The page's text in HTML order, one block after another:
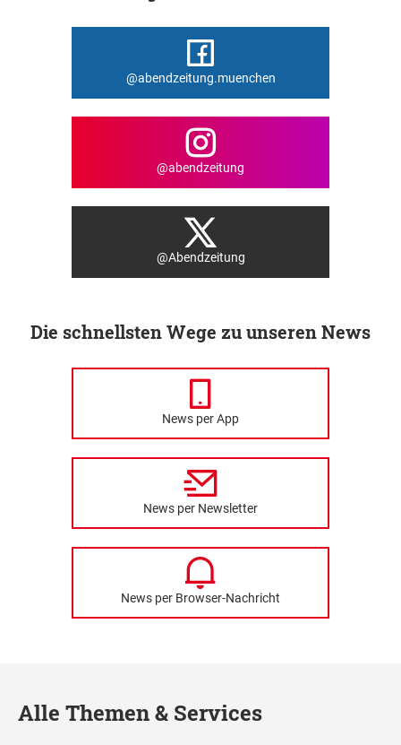
@abendzeitung.muenchen
@abendzeitung
@Abendzeitung
Die schnellsten Wege zu unseren News
News per App
News per Newsletter
News per Browser-Nachricht
Alle Themen & Services